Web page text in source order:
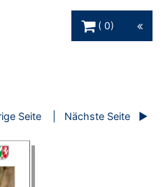
0
Seite Nächste Seite